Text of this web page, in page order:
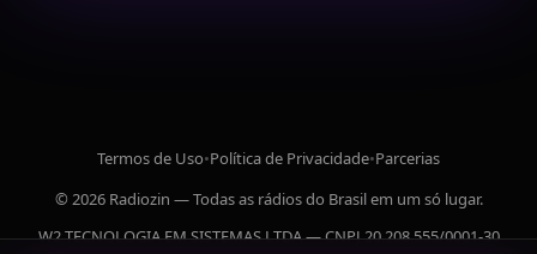
Termos de Uso•Política de Privacidade•Parcerias
© 2026 Radiozin — Todas as rádios do Brasil em um só lugar.
W2 TECNOLOGIA EM SISTEMAS LTDA — CNPJ 20.208.555/0001-30